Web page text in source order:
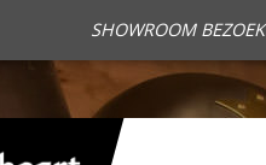
SHOWROOM